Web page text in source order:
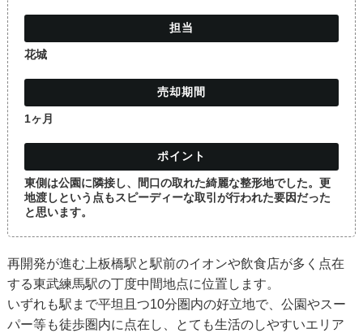
花城
1ヶ月
東側は公園に隣接し、間口の取れた綺麗な整形地でした。更
地渡しという点もスピーディーな取引が行われた要因だった
と思います。
再開発が進む上板橋駅と駅前のイオンや飲食店が多く点在
する東武練馬駅の丁度中間地点に位置します。
いずれも駅まで平坦且つ10分圏内の好立地で、公園やスー
パー等も徒歩圏内に点在し、とても生活のしやすいエリア